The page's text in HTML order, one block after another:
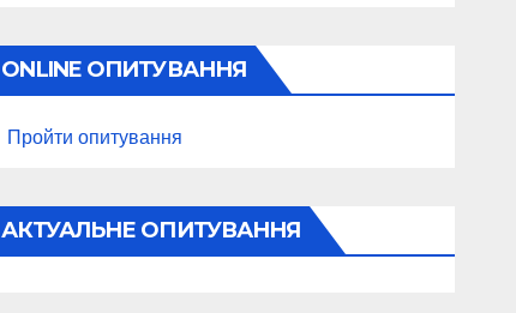
ONLINE ОПИТУВАННЯ
Пройти опитування
АКТУАЛЬНЕ ОПИТУВАННЯ